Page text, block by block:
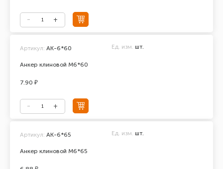
Анкер клиновой М6*60
Артикул: АК-6*60 Ед. изм. шт.
7.90 ₽
Анкер клиновой М6*65
Артикул: АК-6*65 Ед. изм. шт.